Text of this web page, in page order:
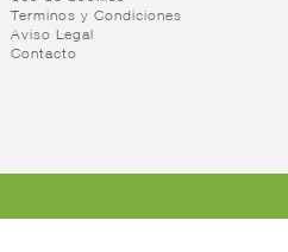
Terminos y Condiciones
Aviso Legal
Contacto